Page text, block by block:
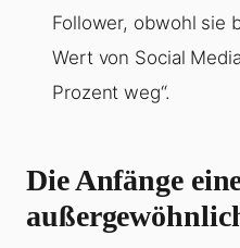
Follower, obwohl sie
Wert von Social
Prozent weg“.
Die Anfänge